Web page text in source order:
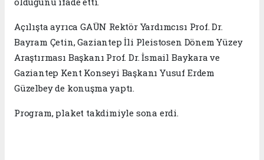
Açılışta ayrıca GAÜN Rektör Yardımcısı Prof. Dr.
Bayram Çetin, Gaziantep İli Pleistosen Dönem Yüzey
Araştırması Başkanı Prof. Dr. İsmail Baykara ve
Gaziantep Kent Konseyi Başkanı Yusuf Erdem
Güzelbey de konuşma yaptı.
Program, plaket takdimiyle sona erdi.